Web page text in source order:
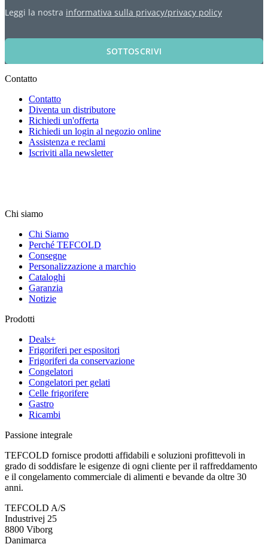
Leggi la nostra informativa sulla privacy/privacy policy
SOTTOSCRIVI
Contatto
Contatto
Diventa un distributore
Richiedi un'offerta
Richiedi un login al negozio online
Assistenza e reclami
Iscriviti alla newsletter
Chi siamo
Chi Siamo
Perché TEFCOLD
Consegne
Personalizzazione a marchio
Cataloghi
Garanzia
Notizie
Prodotti
Deals+
Frigoriferi per espositori
Frigoriferi da conservazione
Congelatori
Congelatori per gelati
Celle frigorifere
Gastro
Ricambi
Passione integrale
TEFCOLD fornisce prodotti affidabili e soluzioni profittevoli in
grado di soddisfare le esigenze di ogni cliente per il raffreddamento
e il congelamento commerciale di alimenti e bevande da oltre 30
anni.
TEFCOLD A/S
Industrivej 25
8800 Viborg
Danimarca